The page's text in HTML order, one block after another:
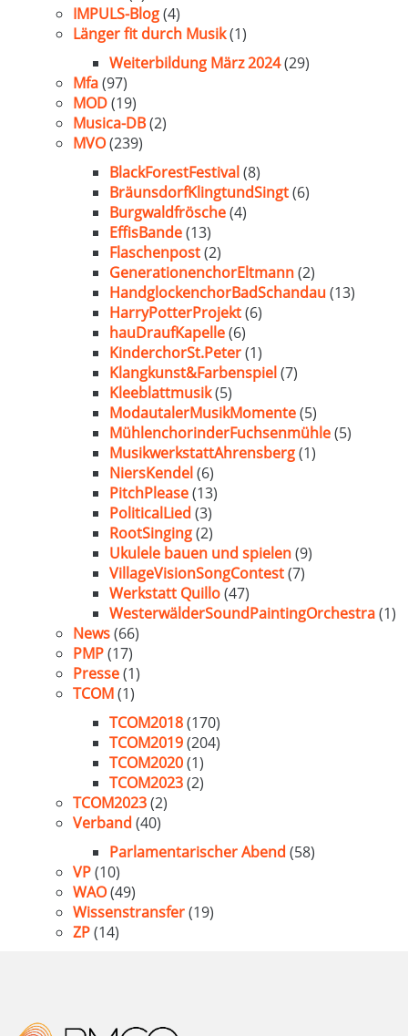
IMPULS-Blog(4)
Länger fit durch Musik(1)
Weiterbildung März 2024(29)
Mfa(97)
MOD(19)
Musica-DB(2)
MVO(239)
BlackForestFestival(8)
BräunsdorfKlingtundSingt(6)
Burgwaldfrösche(4)
EffisBande(13)
Flaschenpost(2)
GenerationenchorEltmann(2)
HandglockenchorBadSchandau(13)
HarryPotterProjekt(6)
hauDraufKapelle(6)
KinderchorSt.Peter(1)
Klangkunst&Farbenspiel(7)
Kleeblattmusik(5)
ModautalerMusikMomente(5)
MühlenchorinderFuchsenmühle(5)
MusikwerkstattAhrensberg(1)
NiersKendel(6)
PitchPlease(13)
PoliticalLied (3)
RootSinging(2)
Ukulele bauen und spielen(9)
VillageVisionSongContest(7)
Werkstatt Quillo(47)
WesterwälderSoundPaintingOrchestra(1)
News(66)
PMP(17)
Presse(1)
TCOM(1)
TCOM2018(170)
TCOM2019(204)
TCOM2020(1)
TCOM2023(2)
TCOM2023(2)
Verband (40)
Parlamentarischer Abend (58)
VP(10)
WAO(49)
Wissenstransfer(19)
ZP(14)